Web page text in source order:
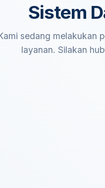
Sistem
sedang melakukan
layanan. Silakan